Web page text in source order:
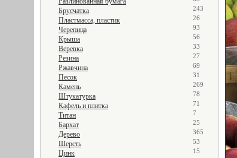
Брусчатка 243
Пластмасса, пластик 26
Черепица 93
Крыша 56
Веревка 33
Резина 27
Ржавчина 69
Песок 31
Камень 269
Штукатурка 78
Кафель и плитка 71
Титан 7
Бархат 25
Дерево 365
Шерсть 53
Цинк 15